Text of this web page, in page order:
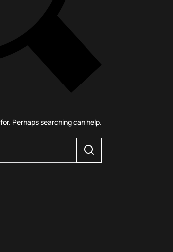
Perhaps searching can help.
Search